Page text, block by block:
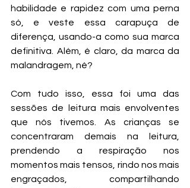
habilidade e rapidez com uma perna
só, e veste essa carapuça de
diferença, usando-a como sua marca
definitiva. Além, é claro, da marca da
malandragem, né?
Com tudo isso, essa foi uma das
sessões de leitura mais envolventes
que nós tivemos. As crianças se
concentraram demais na leitura,
prendendo a respiração nos
momentos mais tensos, rindo nos mais
engraçados, compartilhando